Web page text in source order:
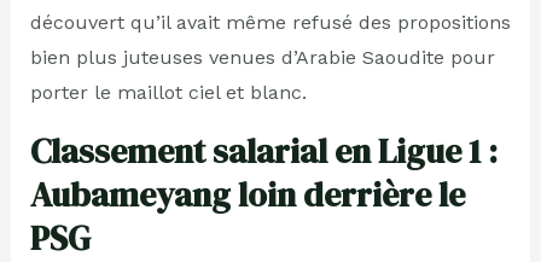
découvert qu’il avait même refusé des propositions
bien plus juteuses venues d’Arabie Saoudite pour
porter le maillot ciel et blanc.
Classement salarial en Ligue 1 :
Aubameyang loin derrière le
PSG